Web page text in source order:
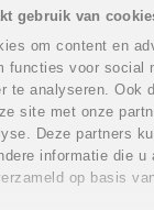
gebruik van
om content en
functies voor social
te analyseren. Ook
site met onze
Deze partners
informatie die
op basis
en andere
u nu wilt ontspannen
of wilt genieten
Allure Calpe biedt
het resort:
volwassenen